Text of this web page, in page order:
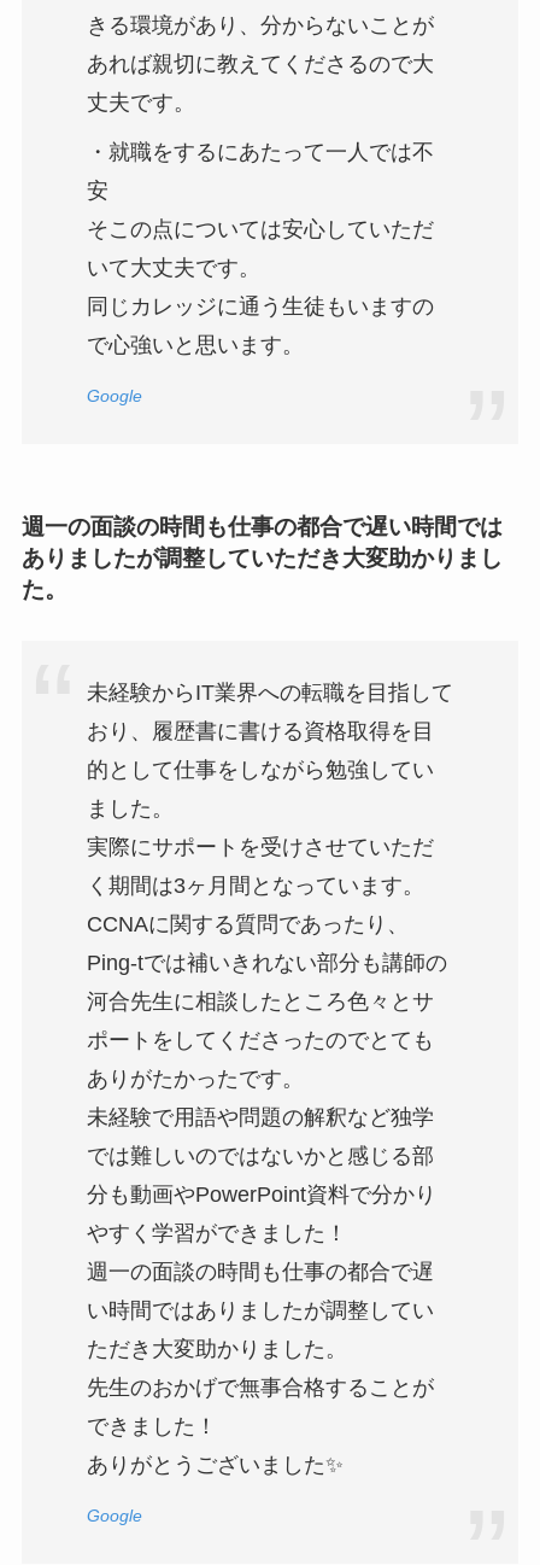
きる環境があり、分からないことが
あれば親切に教えてくださるので大
丈夫です。
・就職をするにあたって一人では不
安
そこの点については安心していただ
いて大丈夫です。
同じカレッジに通う生徒もいますの
で心強いと思います。
Google
週一の面談の時間も仕事の都合で遅い時間では
ありましたが調整していただき大変助かりまし
た。
未経験からIT業界への転職を目指して
おり、履歴書に書ける資格取得を目
的として仕事をしながら勉強してい
ました。
実際にサポートを受けさせていただ
く期間は3ヶ月間となっています。
CCNAに関する質問であったり、
Ping-tでは補いきれない部分も講師の
河合先生に相談したところ色々とサ
ポートをしてくださったのでとても
ありがたかったです。
未経験で用語や問題の解釈など独学
では難しいのではないかと感じる部
分も動画やPowerPoint資料で分かり
やすく学習ができました！
週一の面談の時間も仕事の都合で遅
い時間ではありましたが調整してい
ただき大変助かりました。
先生のおかげで無事合格することが
できました！
ありがとうございました✨
Google